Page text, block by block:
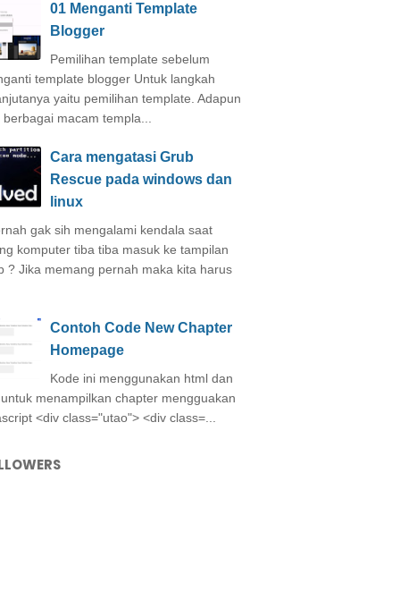
01 Menganti Template
Blogger
Pemilihan template sebelum
template blogger Untuk langkah
yaitu pemilihan template. Adapun
macam templa...
Cara mengatasi Grub
Rescue pada windows dan
linux
gak sih mengalami kendala saat
komputer tiba tiba masuk ke tampilan
? Jika memang pernah maka kita harus
Contoh Code New Chapter
Homepage
Kode ini menggunakan html dan
menampilkan chapter mengguakan
<div class="utao"> <div class=...